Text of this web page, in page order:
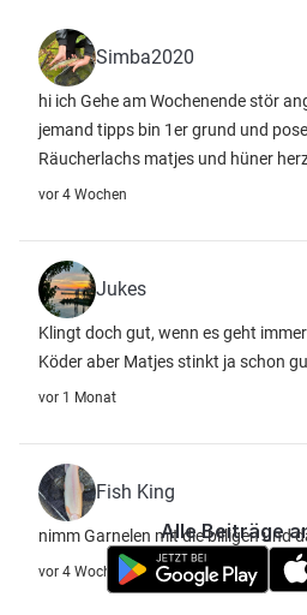
Simba2020
hi ich Gehe am Wochenende stör
jemand tipps bin 1er grund und
Räucherlachs matjes und hüner
vor 4 Wochen
Jukes
Klingt doch gut, wenn es geht
Köder aber Matjes stinkt ja schon
vor 1 Monat
Fish King
nimm Garnelen mit die billigen und
vor 4 Wochen
Alle Beiträge